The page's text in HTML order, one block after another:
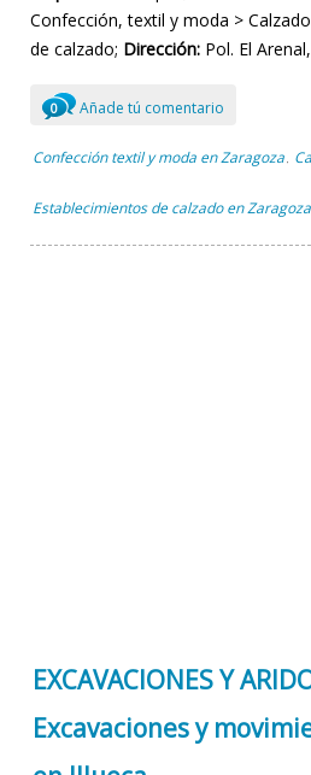
Confección, textil y moda >
de calzado; Dirección: Pol. El
0 Añade tú comentario
Confección textil y moda en Zaragoza ,
Establecimientos de calzado en Zaragoza
EXCAVACIONES Y
Excavaciones y